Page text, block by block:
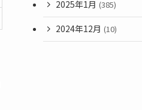
2025年1月 (385)
2024年12月 (10)